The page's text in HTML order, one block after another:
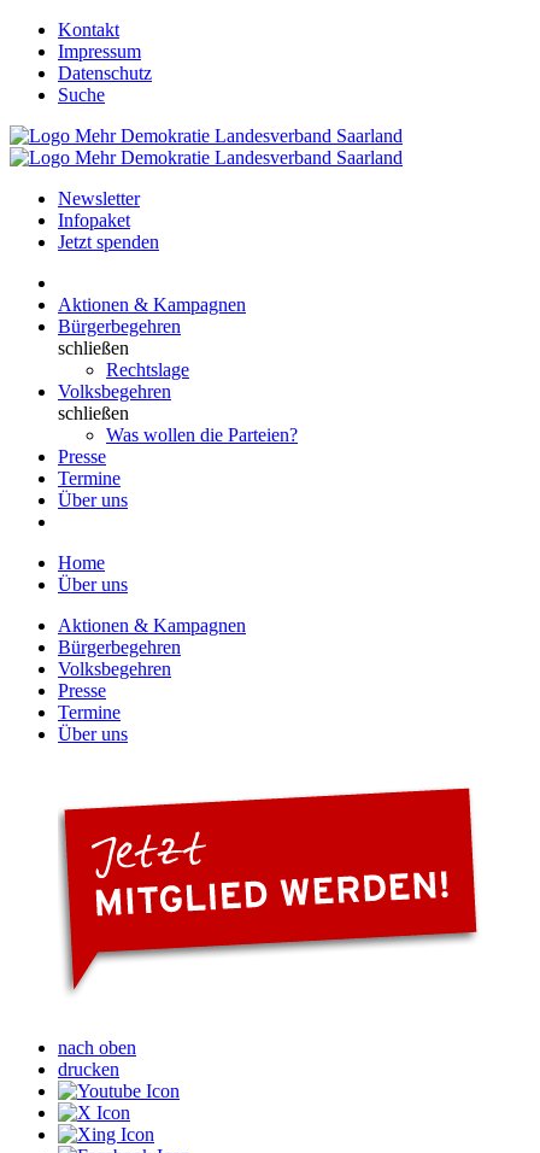
Kontakt
Impressum
Datenschutz
Suche
Newsletter
Infopaket
Jetzt spenden
Aktionen & Kampagnen
Bürgerbegehren
schließen
Rechtslage
Volksbegehren
schließen
Was wollen die Parteien?
Presse
Termine
Über uns
Home
Über uns
Aktionen & Kampagnen
Bürgerbegehren
Volksbegehren
Presse
Termine
Über uns
nach oben
drucken